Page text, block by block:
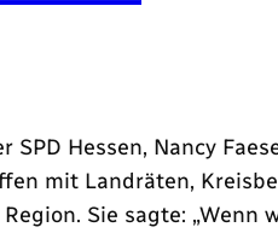
Hessen, Nancy
mit Landräten,
Sie sagte: